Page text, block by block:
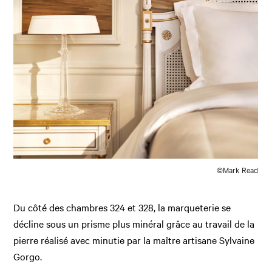
©Mark Read
Du côté des chambres 324 et 328, la marqueterie se
décline sous un prisme plus minéral grâce au travail de la
pierre réalisé avec minutie par la maître artisane Sylvaine
Gorgo.